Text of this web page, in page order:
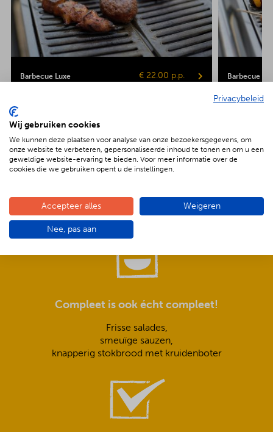
Barbecue Luxe € 22.00 p.p. Barbecue
Gepofte
De voordelen van BBQenzo.nl
Compleet is ook écht compleet!
Frisse salades,
smeuïge sauzen,
knapperig stokbrood met kruidenboter
Privacybeleid
Wij gebruiken cookies
We kunnen deze plaatsen voor analyse van onze bezoekersgegevens, om
onze website te verbeteren, gepersonaliseerde inhoud te tonen en om u een
geweldige website-ervaring te bieden. Voor meer informatie over de
cookies die we gebruiken opent u de instellingen.
Accepteer alles Weigeren
Nee, pas aan